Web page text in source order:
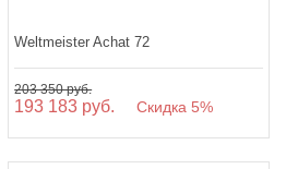
Weltmeister Achat 72
203 350 руб.
193 183 руб. Скидка 5%